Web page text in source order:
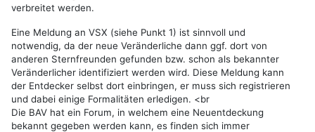
verbreitet werden.
Eine Meldung an VSX (siehe Punkt 1) ist sinnvoll und
notwendig, da der neue Veränderliche dann ggf. dort von
anderen Sternfreunden gefunden bzw. schon als bekannter
Veränderlicher identifiziert werden wird. Diese Meldung kann
der Entdecker selbst dort einbringen, er muss sich registrieren
und dabei einige Formalitäten erledigen. <br
Die BAV hat ein Forum, in welchem eine Neuentdeckung
bekannt gegeben werden kann, es finden sich immer